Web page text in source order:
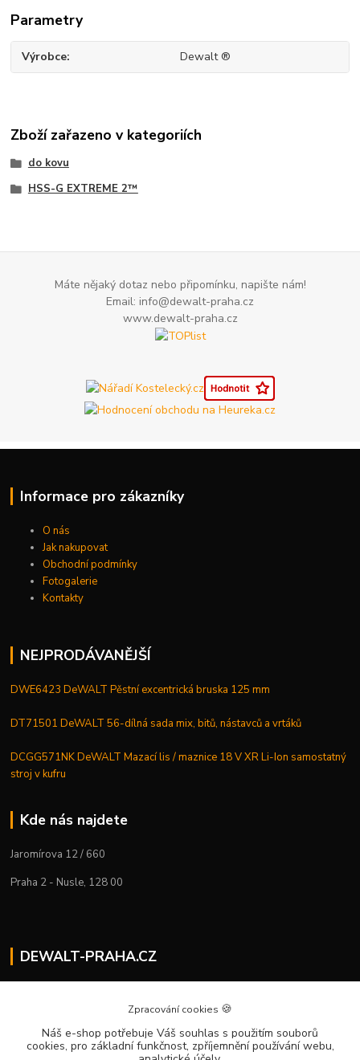
Parametry
Výrobce Dewalt ®
Zboží zařazeno v kategoriích
do kovu
HSS-G EXTREME 2™
Máte nějaký dotaz nebo připomínku, napište nám!
Email: info@dewalt-praha.cz
www.dewalt-praha.cz
Informace pro zákazníky
O nás
Jak nakupovat
Obchodní podmínky
Fotogalerie
Kontakty
NEJPRODÁVANĚJŠÍ
DWE6423 DeWALT Pěstní excentrická bruska 125 mm
DT71501 DeWALT 56-dílná sada mix, bitů, nástavců a vrtáků
DCGG571NK DeWALT Mazací lis / maznice 18 V XR Li-Ion samostatný
stroj v kufru
Kde nás najdete
Jaromírova 12 / 660
Praha 2 - Nusle, 128 00
DEWALT-PRAHA.CZ
+420 224 936 535
info@dewalt-praha.cz
Zpracování cookies 🍪
Náš e-shop potřebuje Váš souhlas s použitím souborů
cookies, pro základní funkčnost, zpříjemnění používání webu,